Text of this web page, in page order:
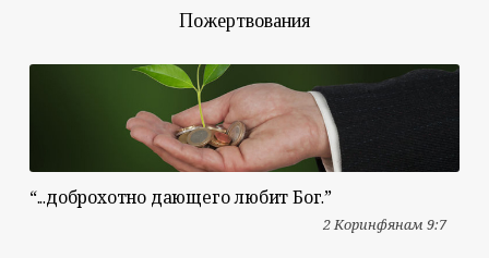
Пожертвования
“...доброхотно дающего любит Бог.”
2 Коринфянам 9:7